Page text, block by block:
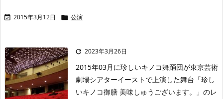
 2015年3月12日  公演
 2023年3月26日
2015年03月に珍しいキノコ舞踊団が東京芸術
劇場シアターイーストで上演した舞台「珍し
いキノコ御膳 美味しゅうございます。」のレ